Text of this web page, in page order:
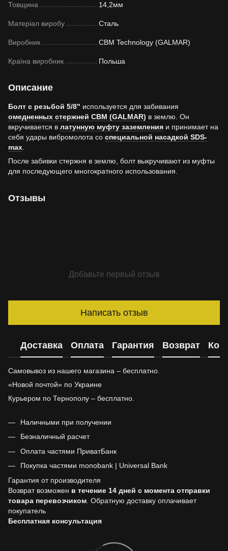
Товщина 14,2мм
Матеріал виробу Сталь
Виробник CBM Technology (GALMAR)
Країна виробник Польша
Описание
Болт с резьбой 5/8" используется для забивания
омедненных стержней CBM (GALMAR) в землю. Он
вкручивается в латунную муфту заземления и принимает на
себя удары вибромолота со специальной насадкой SDS-
max
После забивки стержня в землю, болт выкручивают из муфты
для последующего многократного использования.
Отзывы
Добавьте первый отзыв
Написать отзыв
Доставка Оплата Гарантия Возврат
Самовывоз из нашего магазина – бесплатно.
«Новой почтой» по Украине
Курьером по Тернополу – бесплатно.
Наличными при получении
Безналичный расчет
Оплата частями ПриватБанк
Покупка частями monobank | Universal Bank
Гарантия от производителя
Возврат возможен в течение 14 дней с момента отправки
товара перевозчиком . Обратную доставку оплачивает
покупатель
Бесплатная консультация